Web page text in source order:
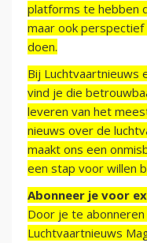
platforms te hebben
maar ook
doen.
Bij Luchtvaartnieuws
vind je die
leveren van het
nieuws over de
maakt ons een
een stap voor willen
Abonneer je voor
Door je te
Luchtvaartnieuws